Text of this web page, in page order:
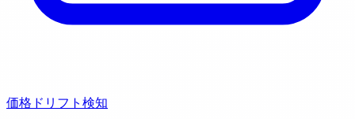
価格ドリフト検知